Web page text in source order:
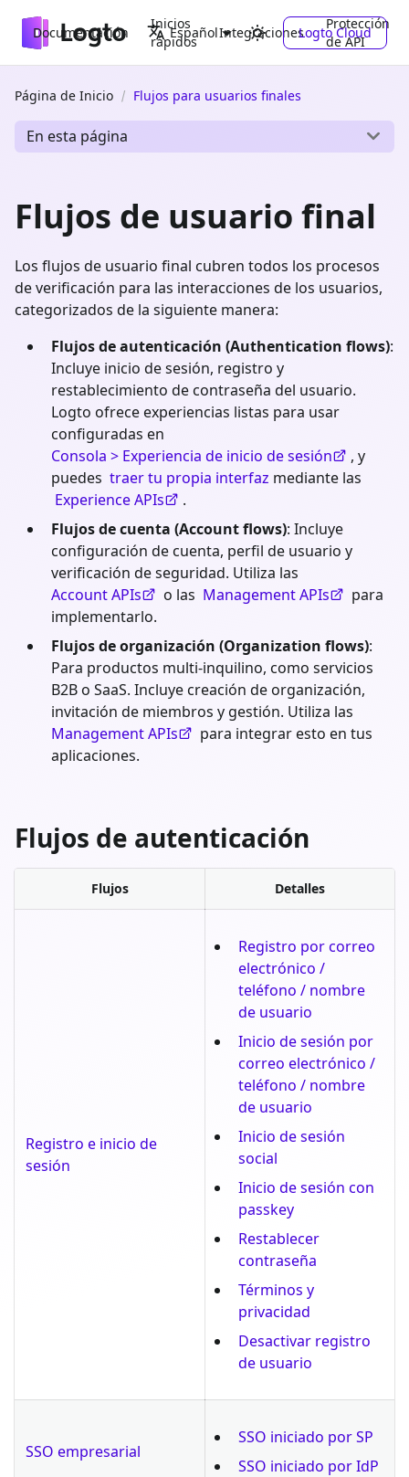
Documentación
Inicios
rápidos
Integraciones
Protección
de API
Español Logto Cloud
Página de Inicio Flujos para usuarios finales
En esta página
Flujos de usuario final
Los flujos de usuario final cubren todos los procesos
de verificación para las interacciones de los usuarios,
categorizados de la siguiente manera:
Flujos de autenticación (Authentication flows):
Incluye inicio de sesión, registro y
restablecimiento de contraseña del usuario.
Logto ofrece experiencias listas para usar
configuradas en
Consola > Experiencia de inicio de sesión
, y
puedes traer tu propia interfaz mediante las
Experience APIs
.
Flujos de cuenta (Account flows): Incluye
configuración de cuenta, perfil de usuario y
verificación de seguridad. Utiliza las
Account APIs
o las Management APIs
para
implementarlo.
Flujos de organización (Organization flows):
Para productos multi-inquilino, como servicios
B2B o SaaS. Incluye creación de organización,
invitación de miembros y gestión. Utiliza las
Management APIs
para integrar esto en tus
aplicaciones.
Flujos de autenticación
Flujos Detalles
Registro e inicio de
sesión
Registro por correo
electrónico /
teléfono / nombre
de usuario
Inicio de sesión por
correo electrónico /
teléfono / nombre
de usuario
Inicio de sesión
social
Inicio de sesión con
passkey
Restablecer
contraseña
Términos y
privacidad
Desactivar registro
de usuario
SSO empresarial
SSO iniciado por SP
SSO iniciado por IdP